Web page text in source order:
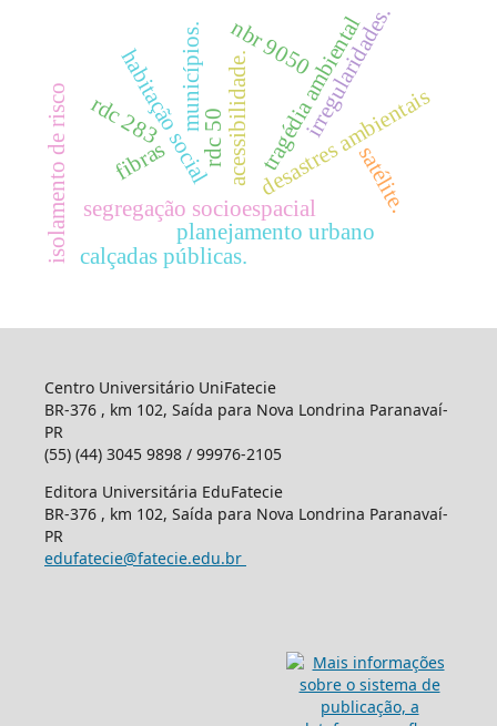
habitação social tragédia ambiental
desastres ambientais
segregação socioespacial
planejamento urbano
municípios. irregularidades.
calçadas públicas.
acessibilidade.
rdc 283 rdc 50
nbr 9050
isolamento de risco satélite.
fibras
Centro Universitário UniFatecie
BR-376 , km 102, Saída para Nova Londrina Paranavaí-
PR
(55) (44) 3045 9898 / 99976-2105
Editora Universitária EduFatecie
BR-376 , km 102, Saída para Nova Londrina Paranavaí-
PR
edufatecie@fatecie.edu.br